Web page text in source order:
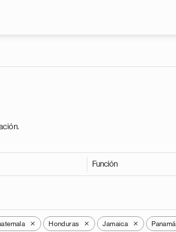
Función
X Honduras X Jamaica X Panamá